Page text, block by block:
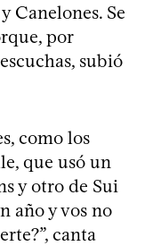
Canelones. Se
por
subió
como los
que usó un
y otro de Sui
año y vos no
canta